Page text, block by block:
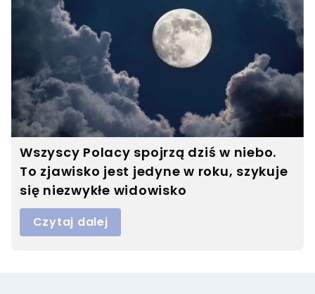
Wszyscy Polacy spojrzą dziś w niebo.
To zjawisko jest jedyne w roku, szykuje
się niezwykłe widowisko
Czytaj dalej